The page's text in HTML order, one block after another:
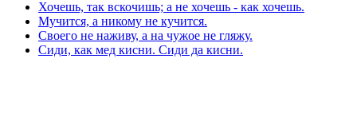
Хочешь, так вскочишь; а не хочешь - как хочешь.
Мучится, а никому не кучится.
Своего не наживу, а на чужое не гляжу.
Сиди, как мед кисни. Сиди да кисни.